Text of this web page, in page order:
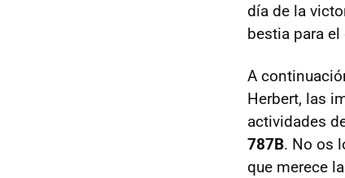
día de la
bestia para
A
Herbert, las
actividades
787B. No os
que merece